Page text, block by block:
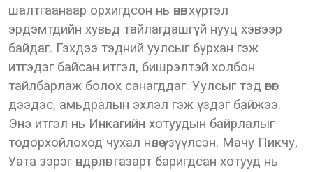
шалтгаанаар орхигдсон нь өнөөг хүртэл
эрдэмтдийн хувьд тайлагдашгүй нууц хэвээр
байдаг. Гэхдээ тэдний уулсыг бурхан гэж
итгэдэг байсан итгэл, бишрэлтэй холбон
тайлбарлаж болох санагддаг. Уулсыг тэд өвөг
дээдэс, амьдралын эхлэл гэж үздэг байжээ.
Энэ итгэл нь Инкагийн хотуудын байрлалыг
тодорхойлоход чухал нөлөө үзүүлсэн. Мачу Пикчу,
Уата зэрэг өндөрлөг газарт баригдсан хотууд нь